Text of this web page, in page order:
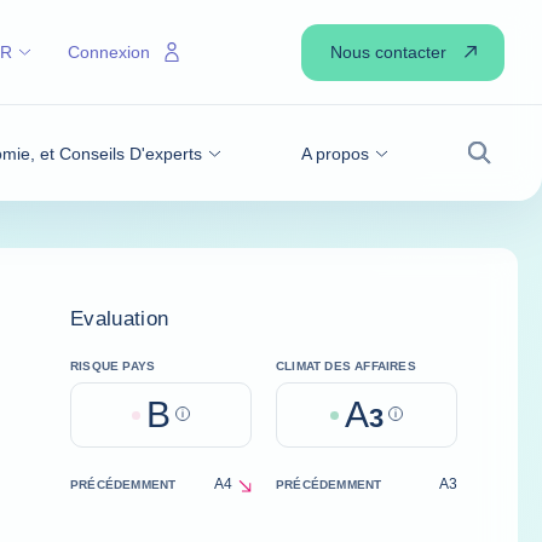
et Conseils D'experts A propos
Connexion Nous contacter
Evaluation
RISQUE PAYS
B Help
CLIMAT DES AFFAIRES
A3 Help
PRÉCÉDEMMENT A4
decrease PRÉCÉDEMMENT A3